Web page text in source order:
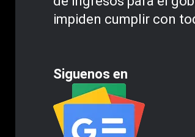
impiden cumplir con
Siguenos en